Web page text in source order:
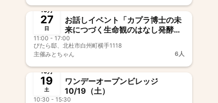
10月
27
日
お話しイベント「カプラ博士の未
来につづく生命観のはなし発酵カ
レーのランチ付き 対話形式のお
話し会です
11:00 - 17:00
ぴたら邸、北杜市白州町横手1118
主催みとちゃん 6人
終了
10月
19
土
ワンデーオープンビレッジ
10/19（土）
10:30 - 15:30